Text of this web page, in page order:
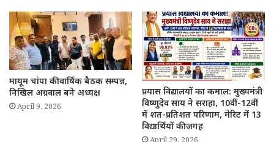
मायूम चांपा की वार्षिक बैठक सम्पन्न,
निखिल अग्रवाल बने अध्यक्ष
April 9, 2026
प्रयास विद्यालयों का कमाल: मुख्यमंत्री
विष्णुदेव साय ने सराहा, 10वीं-12वीं
में शत-प्रतिशत परिणाम, मेरिट में 13
विद्यार्थियों की जगह